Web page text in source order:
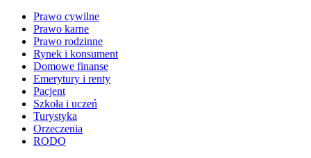
Prawo cywilne
Prawo karne
Prawo rodzinne
Rynek i konsument
Domowe finanse
Emerytury i renty
Pacjent
Szkoła i uczeń
Turystyka
Orzeczenia
RODO